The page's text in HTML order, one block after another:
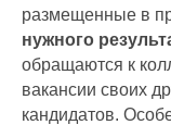
размещенные в
нужного
обращаются к
вакансии своих
кандидатов.